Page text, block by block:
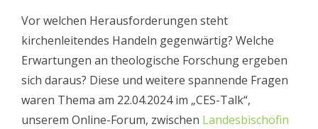
Vor welchen Herausforderungen steht
kirchenleitendes Handeln gegenwärtig? Welche
Erwartungen an theologische Forschung ergeben
sich daraus? Diese und weitere spannende Fragen
waren Thema am 22.04.2024 im „CES-Talk“,
unserem Online-Forum, zwischen Landesbischöfin